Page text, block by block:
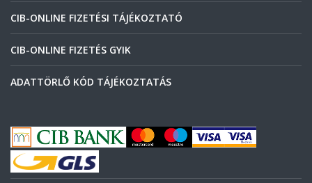
CIB-ONLINE FIZETÉSI TÁJÉKOZTATÓ
CIB-ONLINE FIZETÉS GYIK
ADATTÖRLŐ KÓD TÁJÉKOZTATÁS